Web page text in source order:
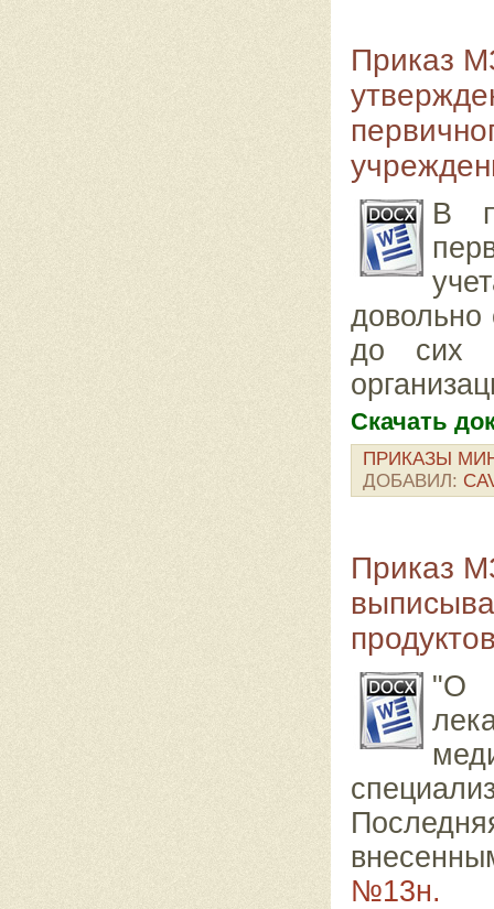
Приказ
В
до сих
Скачать
ПРИКАЗЫ
ДОБАВИЛ:
Приказ
"О
№13н.